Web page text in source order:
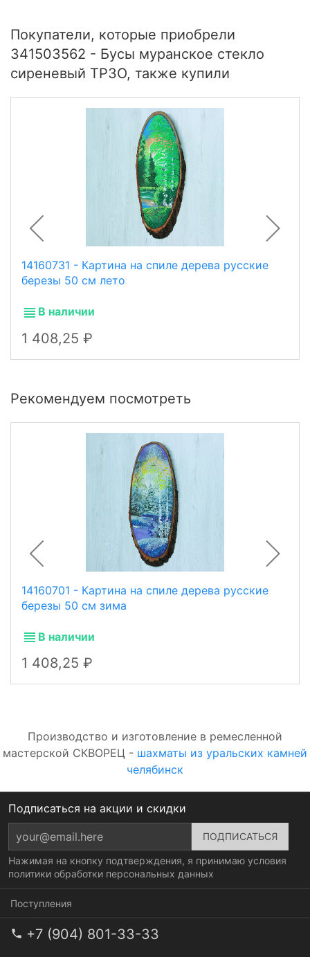
Покупатели, которые приобрели
341503562 - Бусы муранское стекло
сиреневый ТРЗО, также купили
14160731 - Картина на спиле дерева русские
березы 50 см лето
В наличии
1 408,25
Рекомендуем посмотреть
14160701 - Картина на спиле дерева русские
березы 50 см зима
В наличии
1 408,25
Производство и изготовление в ремесленной
мастерской СКВОРЕЦ - шахматы из уральских камней
челябинск
Подписаться на акции и скидки
Нажимая на кнопку подтверждения, я принимаю условия
политики обработки персональных данных
Поступления
+7 (904) 801-33-33